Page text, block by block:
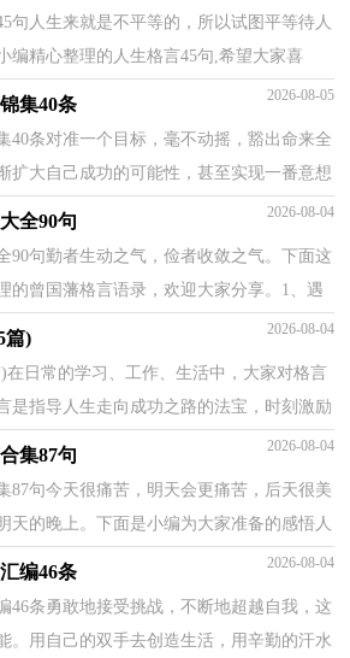
句人生来就是不平等的，所以试图平等待人
编精心整理的人生格言45句,希望大家喜
，我毫不迟疑地选择勤奋，它...
集40条 2026-08-05
40条对准一个目标，毫不动摇，豁出命来全
扩大自己成功的可能性，甚至实现一番意想
以下是小编为大家整理的...
全90句 2026-08-04
90句勤者生动之气，俭者收敛之气。下面这
的曾国藩格言语录，欢迎大家分享。1、遇
待其定。2、放开手，使开胆，不...
篇) 2026-08-04
在日常的学习、工作、生活中，大家对格言
是指导人生走向成功之路的法宝，时刻激励
来了，到底什么样的格言才经...
集87句 2026-08-04
87句今天很痛苦，明天会更痛苦，后天很美
天的晚上。下面是小编为大家准备的感悟人
希望大家能够喜欢。1、将一...
编46条 2026-08-04
46条勇敢地接受挑战，不断地超越自我，这
。用自己的双手去创造生活，用辛勤的汗水